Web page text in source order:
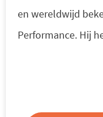
en wereldwijd
Performance. Hij